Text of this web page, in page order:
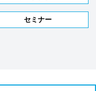
セミナー